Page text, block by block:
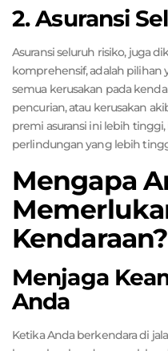
2. Asuransi
Asuransi seluruh risiko, juga
komprehensif, adalah pilihan
semua kerusakan pada
pencurian, atau kerusakan
premi asuransi ini lebih
perlindungan yang lebih
Mengapa
Kendaraan?
Menjaga
Anda
Ketika Anda berkendara di